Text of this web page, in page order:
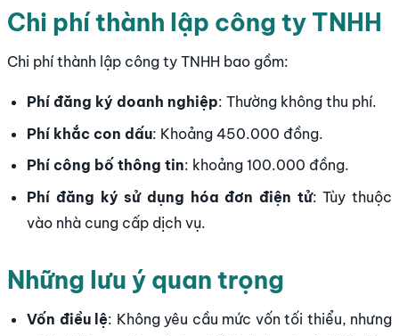
Chi phí thành lập công ty TNHH
Chi phí thành lập công ty TNHH bao gồm:
Phí đăng ký doanh nghiệp: Thường không thu phí.
Phí khắc con dấu: Khoảng 450.000 đồng.
Phí công bố thông tin: khoảng 100.000 đồng.
Phí đăng ký sử dụng hóa đơn điện tử: Tùy thuộc
vào nhà cung cấp dịch vụ.
Những lưu ý quan trọng
Vốn điều lệ: Không yêu cầu mức vốn tối thiểu, nhưng